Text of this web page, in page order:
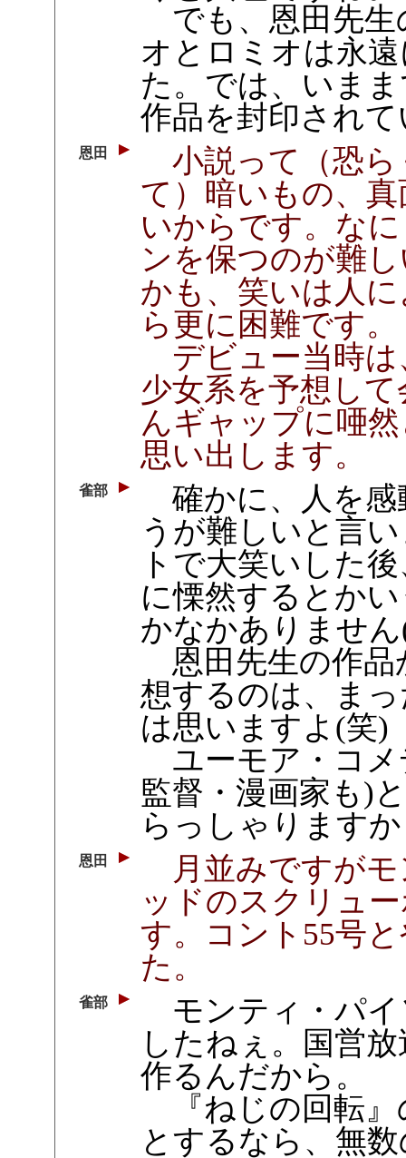
でも、恩田先生
オとロミオは永
た。では、いま
作品を封印され
恩田
小説って（恐ら
て）暗いもの、
いからです。な
ンを保つのが難
かも、笑いは人
ら更に困難です。
デビュー当時は
少女系を予想し
んギャップに唖
思い出します。
雀部
確かに、人を感
うが難しいと言
トで大笑いした
に慄然するとか
かなかありませ
恩田先生の作品
想するのは、ま
は思いますよ(笑)
ユーモア・コメ
監督・漫画家も)
らっしゃります
恩田
月並みですがモ
ッドのスクリュ
す。コント55号
た。
雀部
モンティ・パイ
したねぇ。国営
作るんだから。
『ねじの回転』
とするなら、無